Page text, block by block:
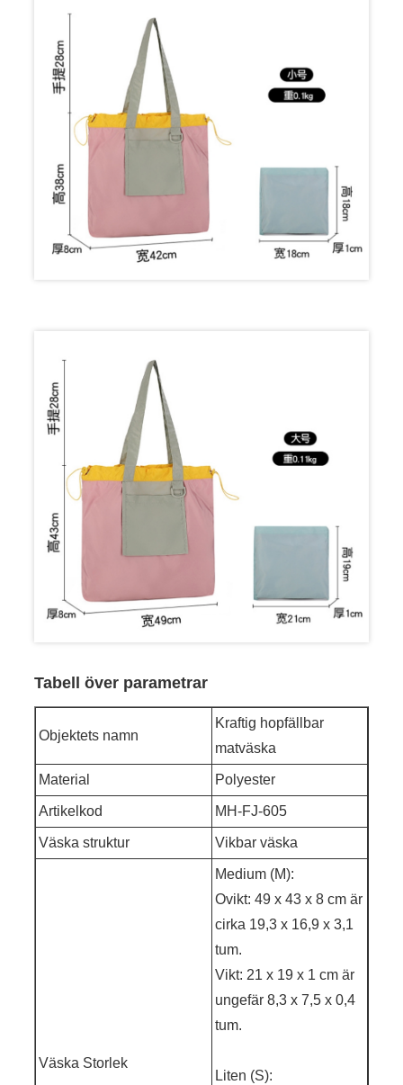
Tabell över parametrar
Objektets namn
Kraftig hopfällbar
matväska
Material Polyester
Artikelkod MH-FJ-605
Väska struktur Vikbar väska
Väska Storlek
Medium (M):
Ovikt: 49 x 43 x 8 cm är
cirka 19,3 x 16,9 x 3,1
tum.
Vikt: 21 x 19 x 1 cm är
ungefär 8,3 x 7,5 x 0,4
tum.
Liten (S):